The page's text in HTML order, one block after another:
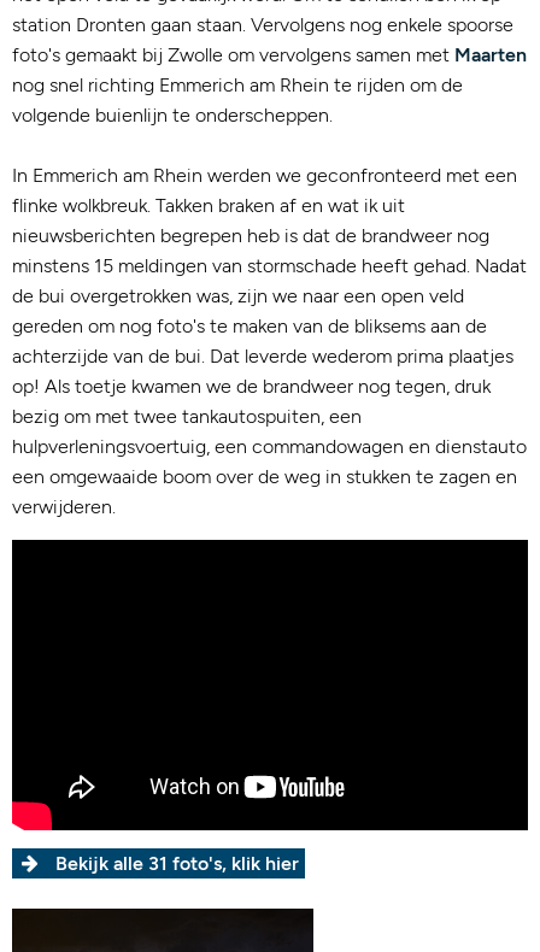
station Dronten gaan staan. Vervolgens nog enkele spoorse
foto's gemaakt bij Zwolle om vervolgens samen met Maarten
nog snel richting Emmerich am Rhein te rijden om de
volgende buienlijn te onderscheppen.
In Emmerich am Rhein werden we geconfronteerd met een
flinke wolkbreuk. Takken braken af en wat ik uit
nieuwsberichten begrepen heb is dat de brandweer nog
minstens 15 meldingen van stormschade heeft gehad. Nadat
de bui overgetrokken was, zijn we naar een open veld
gereden om nog foto's te maken van de bliksems aan de
achterzijde van de bui. Dat leverde wederom prima plaatjes
op! Als toetje kwamen we de brandweer nog tegen, druk
bezig om met twee tankautospuiten, een
hulpverleningsvoertuig, een commandowagen en dienstauto
een omgewaaide boom over de weg in stukken te zagen en
verwijderen.
Bekijk alle 31 foto's, klik hier